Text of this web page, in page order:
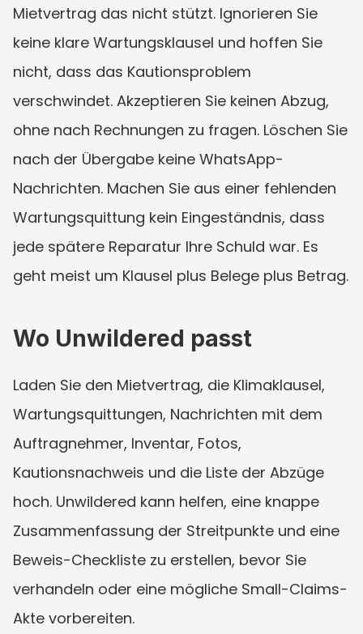
Mietvertrag das nicht stützt. Ignorieren Sie
keine klare Wartungsklausel und hoffen Sie
nicht, dass das Kautionsproblem
verschwindet. Akzeptieren Sie keinen Abzug,
ohne nach Rechnungen zu fragen. Löschen Sie
nach der Übergabe keine WhatsApp-
Nachrichten. Machen Sie aus einer fehlenden
Wartungsquittung kein Eingeständnis, dass
jede spätere Reparatur Ihre Schuld war. Es
geht meist um Klausel plus Belege plus Betrag.
Wo Unwildered passt
Laden Sie den Mietvertrag, die Klimaklausel,
Wartungsquittungen, Nachrichten mit dem
Auftragnehmer, Inventar, Fotos,
Kautionsnachweis und die Liste der Abzüge
hoch. Unwildered kann helfen, eine knappe
Zusammenfassung der Streitpunkte und eine
Beweis-Checkliste zu erstellen, bevor Sie
verhandeln oder eine mögliche Small-Claims-
Akte vorbereiten.